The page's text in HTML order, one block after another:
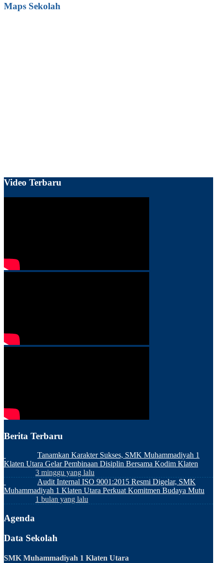
Maps Sekolah
Video Terbaru
Berita Terbaru
Tanamkan Karakter Sukses, SMK Muhammadiyah 1
Klaten Utara Gelar Pembinaan Disiplin Bersama Kodim Klaten
3 minggu yang lalu
Audit Internal ISO 9001:2015 Resmi Digelar, SMK
Muhammadiyah 1 Klaten Utara Perkuat Komitmen Budaya Mutu
1 bulan yang lalu
Agenda
Data Sekolah
SMK Muhammadiyah 1 Klaten Utara